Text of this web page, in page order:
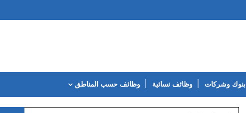
بنوك وشركات وظائف نسائية وظائف حسب المناطق